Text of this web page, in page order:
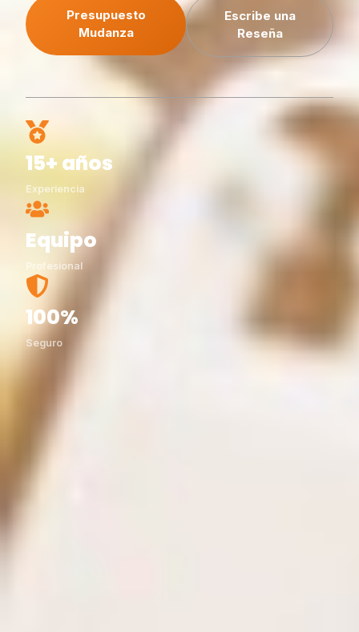
Presupuesto
Mudanza
Escribe una
Reseña
15+ años
Experiencia
Equipo
Profesional
100%
Seguro